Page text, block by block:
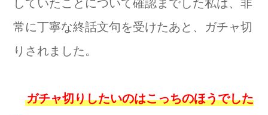
していたことについて確認までした私は、非
常に丁寧な終話文句を受けたあと、ガチャ切
りされました。
ガチャ切りしたいのはこっちのほうでした